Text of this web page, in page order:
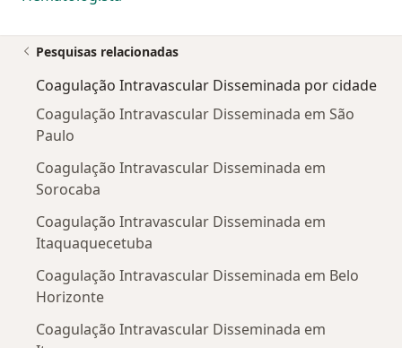
Pesquisas relacionadas
Coagulação Intravascular Disseminada por cidade
Coagulação Intravascular Disseminada em São
Paulo
Coagulação Intravascular Disseminada em
Sorocaba
Coagulação Intravascular Disseminada em
Itaquaquecetuba
Coagulação Intravascular Disseminada em Belo
Horizonte
Coagulação Intravascular Disseminada em